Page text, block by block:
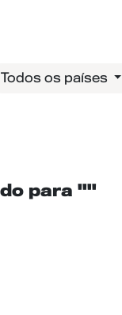
Todos os países
para ""